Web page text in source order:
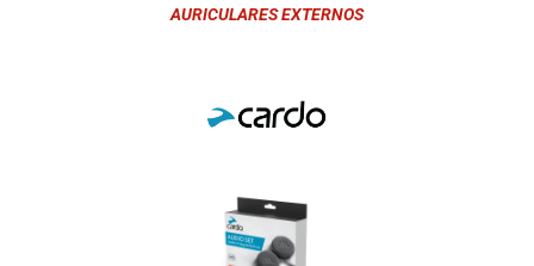
AURICULARES EXTERNOS